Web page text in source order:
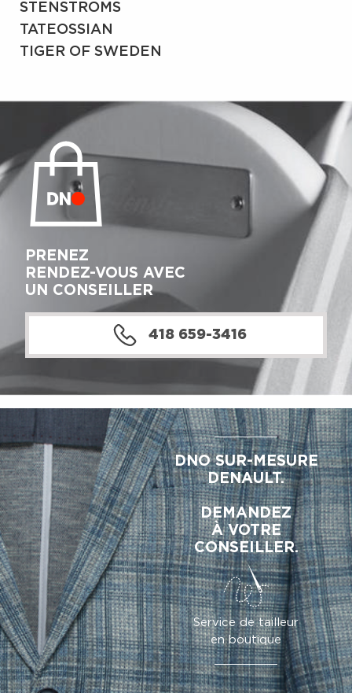
STENSTRÖMS
TATEOSSIAN
TIGER OF SWEDEN
PRENEZ
RENDEZ-VOUS AVEC
UN CONSEILLER
418 659-3416
DNO SUR-MESURE
DENAULT.
DEMANDEZ
À VOTRE
CONSEILLER.
Service de tailleur
en boutique